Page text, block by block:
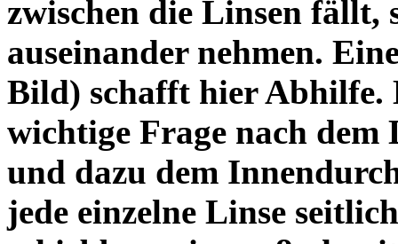
zwischen die Linsen fällt,
auseinander nehmen.
Bild) schafft hier Abhilfe.
wichtige Frage nach dem
und dazu dem
jede einzelne Linse